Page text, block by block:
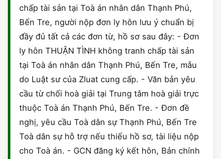
chấp tài sản tại Toà án nhân dân Thạnh Phú,
Bến Tre, người nộp đơn ly hôn lưu ý chuẩn bị
đầy đủ tất cả các đơn từ, hồ sơ sau đây: - Đơn
ly hôn THUẬN TÌNH không tranh chấp tài sản
tại Toà án nhân dân Thạnh Phú, Bến Tre, mẫu
do Luật sư của Zluat cung cấp. - Văn bản yêu
cầu từ chối hoà giải tại Trung tâm hoà giải trực
thuộc Toà án Thạnh Phú, Bến Tre. - Đơn đề
nghị, yêu cầu Toà dân sự Thạnh Phú, Bến Tre
Toà dân sự hỗ trợ nếu thiếu hồ sơ, tài liệu nộp
cho Toà án. - GCN đăng ký kết hôn, Bản chính